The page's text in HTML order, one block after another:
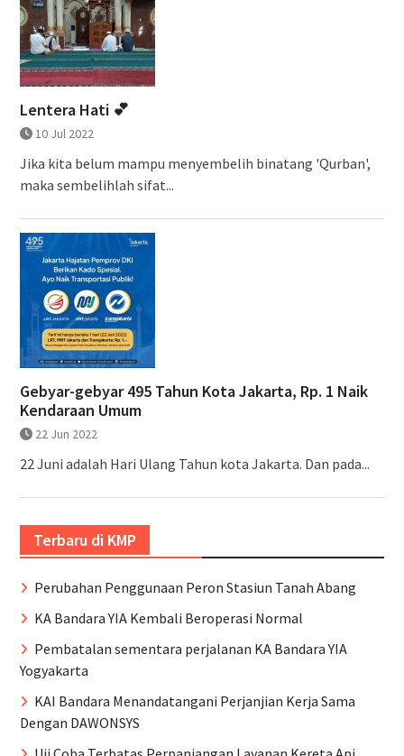
Lentera Hati 💕
10 Jul 2022
Jika kita belum mampu menyembelih binatang 'Qurban',
maka sembelihlah sifat...
Gebyar-gebyar 495 Tahun Kota Jakarta, Rp. 1 Naik
Kendaraan Umum
22 Jun 2022
22 Juni adalah Hari Ulang Tahun kota Jakarta. Dan pada...
Terbaru di KMP
Perubahan Penggunaan Peron Stasiun Tanah Abang
KA Bandara YIA Kembali Beroperasi Normal
Pembatalan sementara perjalanan KA Bandara YIA
Yogyakarta
KAI Bandara Menandatangani Perjanjian Kerja Sama
Dengan DAWONSYS